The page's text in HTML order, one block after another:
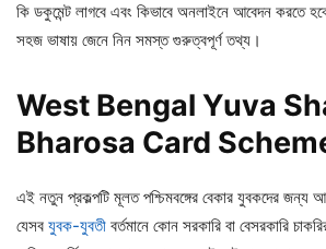
কি ডকুমেন্ট লাগবে এবং কিভাবে অনলাইনে আবেদন করতে
সহজ ভাষায় জেনে নিন সমস্ত গুরুত্বপূর্ণ তথ্য।
West Bengal Yuva
Bharosa Card
এই নতুন প্রকল্পটি মূলত পশ্চিমবঙ্গের বেকার যুবকদের জন্য
যেসব যুবক-যুবতী বর্তমানে কোন সরকারি বা বেসরকারি